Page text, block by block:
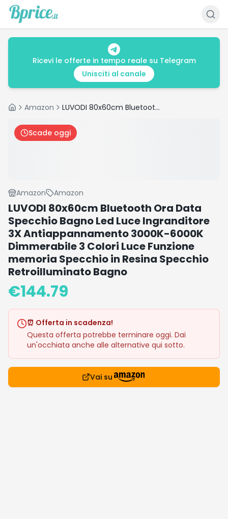
Ricevi le offerte in tempo reale su Telegram
Unisciti al canale
HomeAmazon LUVODI 80x60cm Bluetooth Ora Data Specchio Bagno Led Luce Ingranditore 3X Antiappannamento 3000K-6000K Dimmerabile 3 Colori Luce Funzione memoria Specchio in Resina Specchio Retroilluminato Bagno
Scade oggi
Amazon Amazon
LUVODI 80x60cm Bluetooth Ora Data
Specchio Bagno Led Luce Ingranditore
3X Antiappannamento 3000K-6000K
Dimmerabile 3 Colori Luce Funzione
memoria Specchio in Resina Specchio
Retroilluminato Bagno
€144.79
⏰ Offerta in scadenza!
Questa offerta potrebbe terminare oggi. Dai
un'occhiata anche alle alternative qui sotto.
Vai su